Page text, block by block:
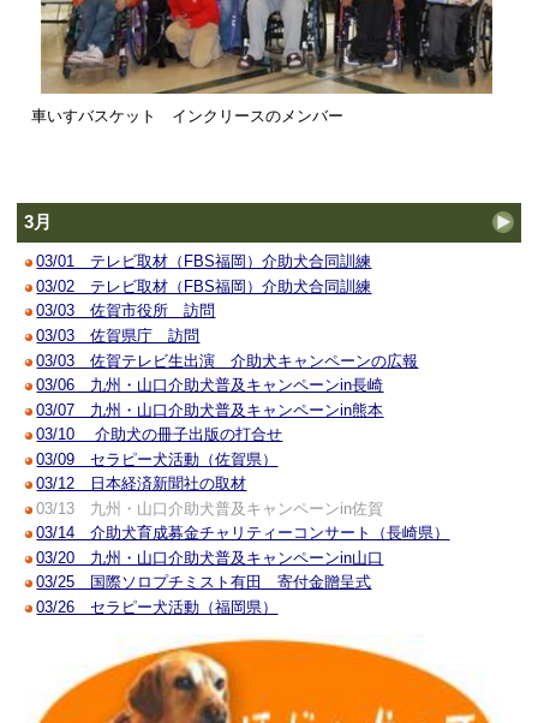
車いすバスケット インクリースのメンバー
3月
03/01 テレビ取材（FBS福岡）介助犬合同訓練
03/02 テレビ取材（FBS福岡）介助犬合同訓練
03/03 佐賀市役所 訪問
03/03 佐賀県庁 訪問
03/03 佐賀テレビ生出演 介助犬キャンペーンの広報
03/06 九州・山口介助犬普及キャンペーンin長崎
03/07 九州・山口介助犬普及キャンペーンin熊本
03/10 介助犬の冊子出版の打合せ
03/09 セラピー犬活動（佐賀県）
03/12 日本経済新聞社の取材
03/13 九州・山口介助犬普及キャンペーンin佐賀
03/14 介助犬育成募金チャリティーコンサート（長崎県）
03/20 九州・山口介助犬普及キャンペーンin山口
03/25 国際ソロプチミスト有田 寄付金贈呈式
03/26 セラピー犬活動（福岡県）